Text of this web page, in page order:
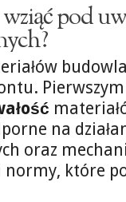
pod
na
oraz
normy, które